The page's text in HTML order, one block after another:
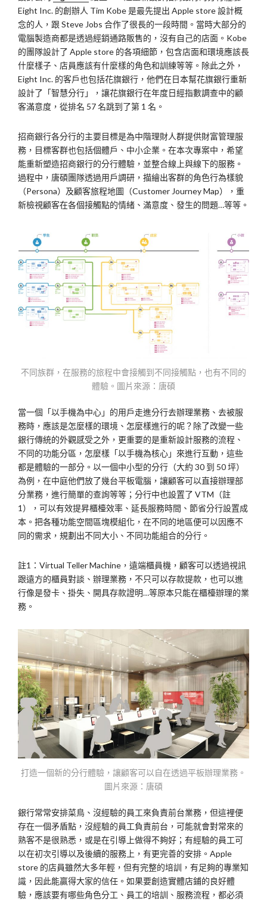
Eight Inc. 的創辦人 Tim Kobe 是最先提出 Apple store 設計概
念的人，跟 Steve Jobs 合作了很長的一段時間。當時大部分的
電腦製造商都是透過經銷通路販售的，沒有自己的店面。Kobe
的團隊設計了 Apple store 的各項細節，包含店面和環境應該長
什麼樣子、店員應該有什麼樣的角色和訓練等等。除此之外，
Eight Inc. 的客戶也包括花旗銀行，他們在日本幫花旗銀行重新
設計了「智慧分行」，讓花旗銀行在年度日經指數調查中的顧
客滿意度，從排名 57 名跳到了第 1 名。
招商銀行各分行的主要目標是為中階理財人群提供財富管理服
務，目標客群也包括個體戶、中小企業。在本次專案中，希望
能重新塑造招商銀行的分行體驗，並整合線上與線下的服務。
過程中，唐碩團隊透過用戶調研，描繪出客群的角色行為樣貌
（Persona）及顧客旅程地圖（Customer Journey Map），重
新檢視顧客在各個接觸點的情緒、滿意度、發生的問題…等等。
不同族群，在服務的旅程中會接觸到不同接觸點，也有不同的
體驗。圖片來源：唐碩
當一個「以手機為中心」的用戶走進分行去辦理業務、去被服
務時，應該是怎麼樣的環境、怎麼樣進行的呢？除了改變一些
銀行傳統的外觀感受之外，更重要的是重新設計服務的流程、
不同的功能分區，怎麼樣「以手機為核心」來進行互動，這些
都是體驗的一部分。以一個中小型的分行（大約 30 到 50 坪）
為例，在中庭他們放了幾台平板電腦，讓顧客可以直接辦理部
分業務，進行簡單的查詢等等；分行中也設置了 VTM（註
1），可以有效提昇櫃檯效率、延長服務時間、節省分行設置成
本。把各種功能空間區塊模組化，在不同的地區便可以因應不
同的需求，規劃出不同大小、不同功能組合的分行。
註1：Virtual Teller Machine，遠端櫃員機，顧客可以透過視訊
跟遠方的櫃員對談、辦理業務，不只可以存款提款，也可以進
行像是發卡、掛失、開具存款證明…等原本只能在櫃檯辦理的業
務。
打造一個新的分行體驗，讓顧客可以自在透過平板辦理業務。
圖片來源：唐碩
銀行常常安排菜鳥、沒經驗的員工來負責前台業務，但這裡便
存在一個矛盾點，沒經驗的員工負責前台，可能就會對常來的
熟客不是很熟悉，或是在引導上做得不夠好；有經驗的員工可
以在初次引導以及後續的服務上，有更完善的安排。Apple
store 的店員雖然大多年輕，但有完整的培訓，有足夠的專業知
識，因此能贏得大家的信任。如果要創造實體店鋪的良好體
驗，應該要有哪些角色分工、員工的培訓、服務流程，都必須